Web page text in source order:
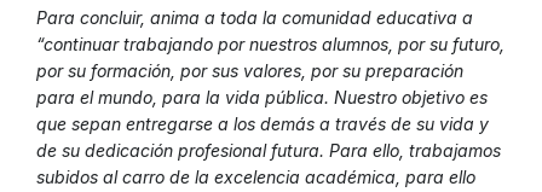
Para concluir, anima a toda la comunidad educativa a
“continuar trabajando por nuestros alumnos, por su futuro,
por su formación, por sus valores, por su preparación
para el mundo, para la vida pública. Nuestro objetivo es
que sepan entregarse a los demás a través de su vida y
de su dedicación profesional futura. Para ello, trabajamos
subidos al carro de la excelencia académica, para ello